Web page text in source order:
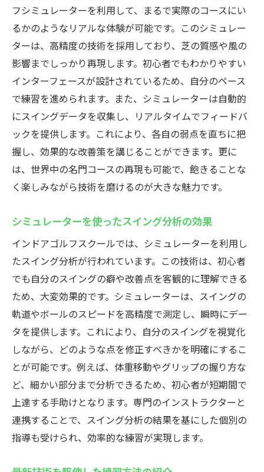
フシミュレーターを利用して、まるで実際のコースにい
るかのようなリアルな体験が可能です。このシミュレー
ターは、高精度の技術を採用しており、芝の質感や風の
影響までしっかり再現します。初心者でもわかりやすい
インターフェースが設計されているため、自分のペース
で練習を進められます。また、シミュレーターは自動的
にスイングデータを収集し、リアルタイムでフィードバ
ックを提供します。これにより、各自の弱点を直ちに把
握し、効果的な改善策を講じることができます。更に
は、世界中の名門コースの再現も可能で、飽きることな
く楽しみながら技術を磨けるのが大きな魅力です。
シミュレーターを使ったスイング分析の効果
インドアゴルフスクールでは、シミュレーターを利用し
たスイング分析が行われています。この技術は、初心者
でも自分のスイングの癖や改善点を客観的に理解できる
ため、大変効果的です。シミュレーターは、スイングの
軌道やボールのスピードを高精度で測定し、瞬時にデー
タを提供します。これにより、自分のスイングを視覚化
しながら、どのような点を修正すべきかを明確にするこ
とが可能です。例えば、体重移動やグリップの握り方な
ど、細かい部分まで分析できるため、初心者が短期間で
上達する手助けとなります。専門のインストラクターと
連携することで、スイング分析の結果を基にした個別の
指導も受けられ、効率的な練習が実現します。